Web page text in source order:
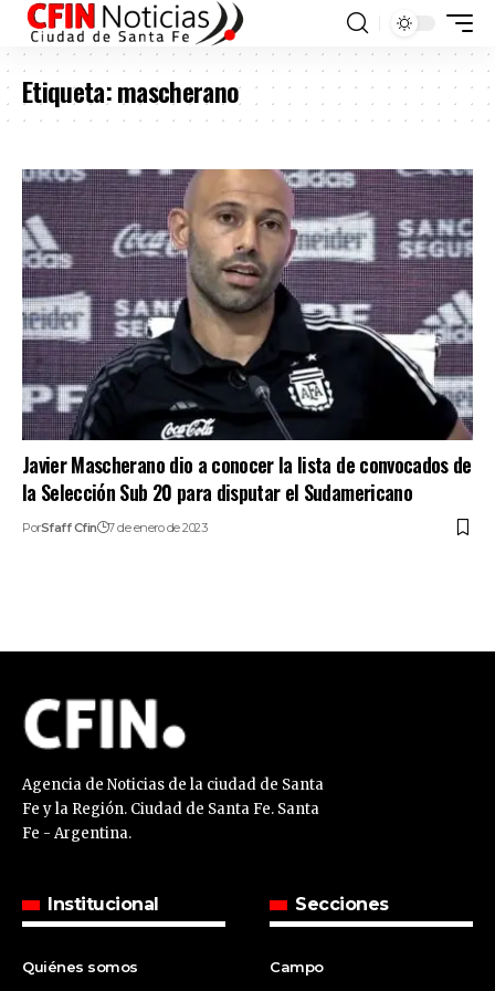
Etiqueta:mascherano
Javier Mascherano dio a conocer la lista de convocados de
la Selección Sub 20 para disputar el Sudamericano
PorSfaff Cfin 7 de enero de 2023
Agencia de Noticias de la ciudad de Santa
Fe y la Región. Ciudad de Santa Fe. Santa
Fe - Argentina.
Institucional
Quiénes somos
Secciones
Campo